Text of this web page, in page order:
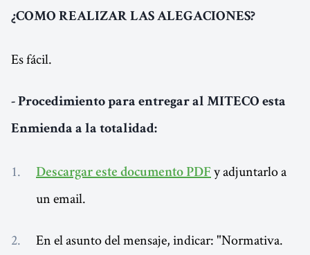
¿COMO REALIZAR LAS ALEGACIONES?
Es fácil.
- Procedimiento para entregar al MITECO esta
Enmienda a la totalidad:
Descargar este documento PDF y adjuntarlo a
un email.
En el asunto del mensaje, indicar: "Normativa.